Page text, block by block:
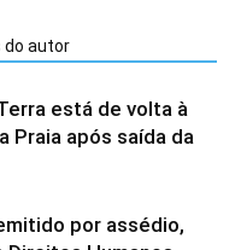
do autor
está de volta à
Praia após saída da
por assédio,